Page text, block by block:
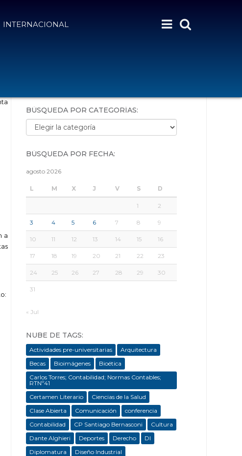
INTERNACIONAL
a
BÚSQUEDA POR CATEGORÍAS:
Búsqueda por categorías:
BÚSQUEDA POR FECHA:
agosto 2026
L M X J V S D
1 2
3 4 5 6 7 8 9
10 11 12 13 14 15 16
17 18 19 20 21 22 23
24 25 26 27 28 29 30
31
« Jul
NUBE DE TAGS:
Actividades pre-universitarias
Arquitectura
Becas
Bioimágenes
Bioética
Carlos Torres; Contabilidad; Normas Contables;
RTNº41
Certamen Literario
Ciencias de la Salud
Clase Abierta
Comunicación
conferencia
Contabilidad
CP Santiago Bernasconi
Cultura
Dante Alghieri
Deportes Derecho
DI
Diplomatura
Diseño Industrial